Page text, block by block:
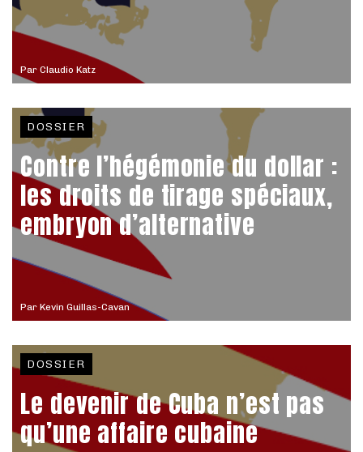
Par Claudio Katz
Par Kevin Guillas-Cavan
DOSSIER
Contre l’hégémonie du dollar :
les droits de tirage spéciaux,
embryon d’alternative
DOSSIER
Le devenir de Cuba n’est pas
qu’une affaire cubaine